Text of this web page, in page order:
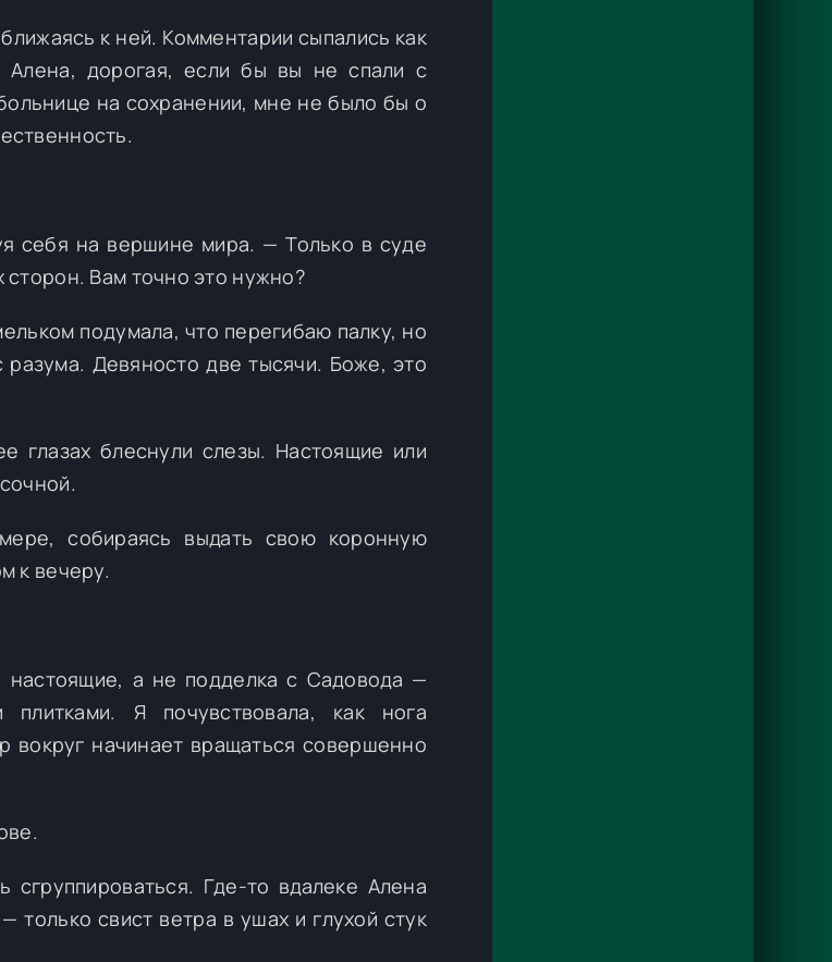
к ней. Комментарии сыпались как
Алена, дорогая, если бы вы не спали с
на сохранении, мне не было бы о
себя на вершине мира. — Только в суде
сторон. Вам точно это нужно?
подумала, что перегибаю палку, но
Девяносто две тысячи. Боже, это
блеснули слезы. Настоящие или
собираясь выдать свою коронную
к вечеру.
а не подделка с Садовода —
Я почувствовала, как нога
вокруг начинает вращаться совершенно
Где-то вдалеке Алена
свист ветра в ушах и глухой стук